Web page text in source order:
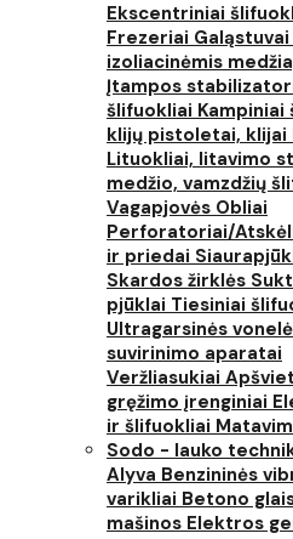
Ekscentriniai
Frezeriai Galąstuvai
izoliacinėmis
Įtampos
šlifuokliai
klijų pistoletai, klijai
Lituokliai, litavimo
medžio, vamzdžių
Vagapjovės Obliai
Perforatoriai/
ir priedai
Skardos žirklės
pjūklai Tiesiniai
Ultragarsinės
suvirinimo aparatai
Veržliasukiai
gręžimo įrenginiai
ir šlifuokliai
Sodo - lauko
Alyva Benzininės
varikliai Betono
mašinos Elektros